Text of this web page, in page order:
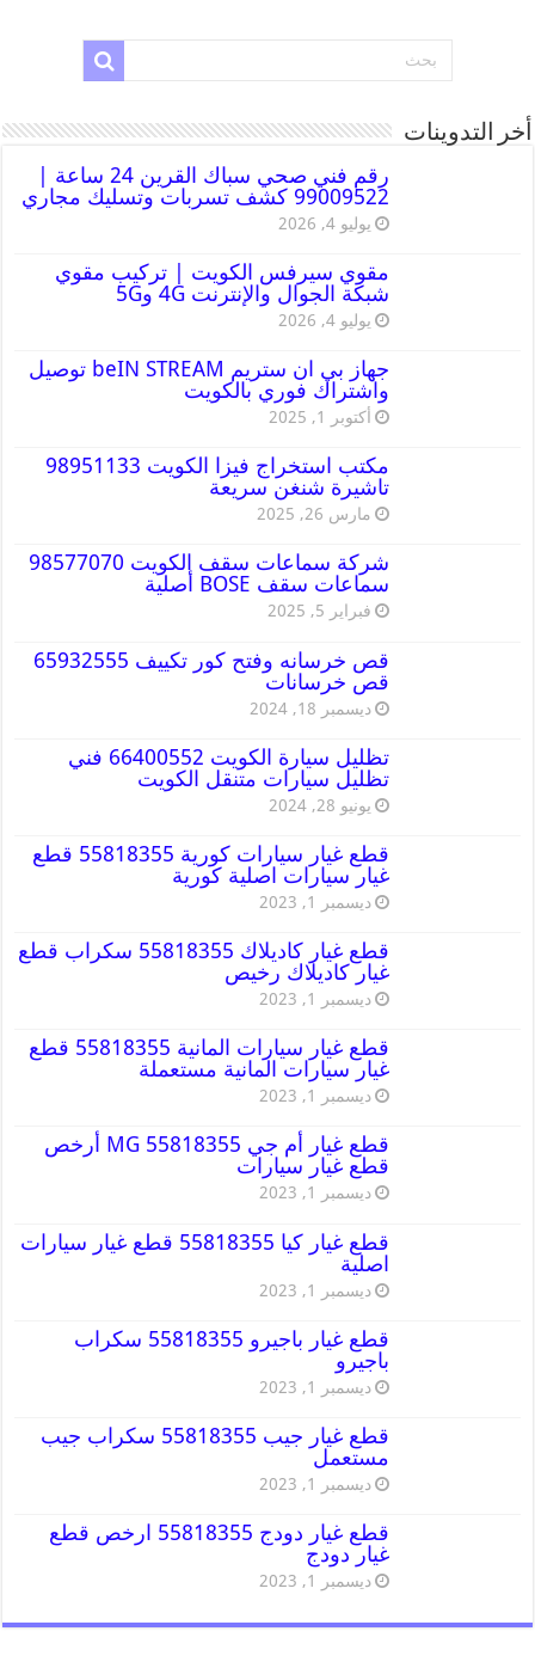
أخر التدوينات
رقم فني صحي سباك القرين 24 ساعة |
99009522 كشف تسربات وتسليك مجاري
يوليو 4, 2026
مقوي سيرفس الكويت | تركيب مقوي
شبكة الجوال والإنترنت 4G و5G
يوليو 4, 2026
جهاز بي ان ستريم beIN STREAM توصيل
واشتراك فوري بالكويت
أكتوبر 1, 2025
مكتب استخراج فيزا الكويت 98951133
تاشيرة شنغن سريعة
مارس 26, 2025
شركة سماعات سقف الكويت 98577070
سماعات سقف BOSE أصلية
فبراير 5, 2025
قص خرسانه وفتح كور تكييف 65932555
قص خرسانات
ديسمبر 18, 2024
تظليل سيارة الكويت 66400552 فني
تظليل سيارات متنقل الكويت
يونيو 28, 2024
قطع غيار سيارات كورية 55818355 قطع
غيار سيارات اصلية كورية
ديسمبر 1, 2023
قطع غيار كاديلاك 55818355 سكراب قطع
غيار كاديلاك رخيص
ديسمبر 1, 2023
قطع غيار سيارات المانية 55818355 قطع
غيار سيارات المانية مستعملة
ديسمبر 1, 2023
قطع غيار أم جي MG 55818355 أرخص
قطع غيار سيارات
ديسمبر 1, 2023
قطع غيار كيا 55818355 قطع غيار سيارات
اصلية
ديسمبر 1, 2023
قطع غيار باجيرو 55818355 سكراب
باجيرو
ديسمبر 1, 2023
قطع غيار جيب 55818355 سكراب جيب
مستعمل
ديسمبر 1, 2023
قطع غيار دودج 55818355 ارخص قطع
غيار دودج
ديسمبر 1, 2023